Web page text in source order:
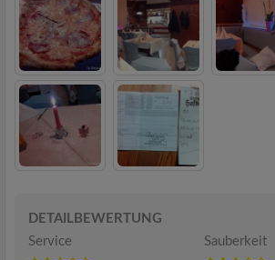
DETAILBEWERTUNG
Service
Sauberkeit